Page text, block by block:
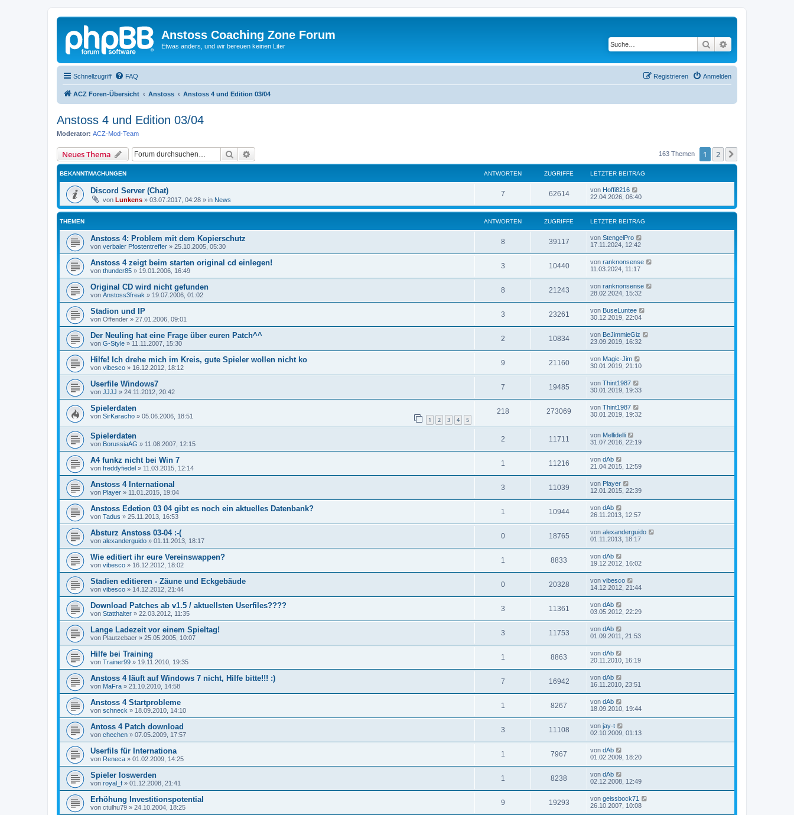
Anstoss Coaching Zone Forum
Etwas anders, und wir bereuen keinen Liter Suche
Schnellzugriff FAQ Anmelden
Registrieren
ACZ Foren-Übersicht Anstoss Anstoss 4 und Edition 03/04
Anstoss 4 und Edition 03/04
Moderator: ACZ-Mod-Team
Neues Thema Suche 163 Themen 1 2
BEKANNTMACHUNGEN ANTWORTEN ZUGRIFFE LETZTER BEITRAG
Discord Server (Chat)
von Lunkens » 03.07.2017, 04:28 » in News
7 62614 von Hoffi8216
22.04.2026, 06:40
THEMEN ANTWORTEN ZUGRIFFE LETZTER BEITRAG
Anstoss 4: Problem mit dem Kopierschutz
von verbaler Pfostentreffer » 25.10.2005, 05:30
8 39117 von StengelPro
17.11.2024, 12:42
Anstoss 4 zeigt beim starten original cd einlegen!
von thunder85 » 19.01.2006, 16:49
3 10440 von ranknonsense
11.03.2024, 11:17
Original CD wird nicht gefunden
von Anstoss3freak » 19.07.2006, 01:02
8 21243 von ranknonsense
28.02.2024, 15:32
Stadion und IP
von Offender » 27.01.2006, 09:01
3 23261 von BuseLuntee
30.12.2019, 22:04
Der Neuling hat eine Frage über euren Patch^^
von G-Style » 11.11.2007, 15:30
2 10834 von BeJimmieGiz
23.09.2019, 16:32
Hilfe! Ich drehe mich im Kreis, gute Spieler wollen nicht ko
von vibesco » 16.12.2012, 18:12
9 21160 von Magic-Jim
30.01.2019, 21:10
Userfile Windows7
von JJJJ » 24.11.2012, 20:42
7 19485 von Thint1987
30.01.2019, 19:33
Spielerdaten
von SirKaracho » 05.06.2006, 18:51 1 2 3 4 5
218 273069 von Thint1987
30.01.2019, 19:32
Spielerdaten
von BorussiaAG » 11.08.2007, 12:15
2 11711 von Mellidelli
31.07.2016, 22:19
A4 funkz nicht bei Win 7
von freddyfiedel » 11.03.2015, 12:14
1 11216 von dAb
21.04.2015, 12:59
Anstoss 4 International
von Player » 11.01.2015, 19:04
3 11039 von Player
12.01.2015, 22:39
Anstoss Edetion 03 04 gibt es noch ein aktuelles Datenbank?
von Tadus » 25.11.2013, 16:53
1 10944 von dAb
26.11.2013, 12:57
Absturz Anstoss 03-04 :-(
von alexanderguido » 01.11.2013, 18:17
0 18765 von alexanderguido
01.11.2013, 18:17
Wie editiert ihr eure Vereinswappen?
von vibesco » 16.12.2012, 18:02
1 8833 von dAb
19.12.2012, 16:02
Stadien editieren - Zäune und Eckgebäude
von vibesco » 14.12.2012, 21:44
0 20328 von vibesco
14.12.2012, 21:44
Download Patches ab v1.5 / aktuellsten Userfiles????
von Statthalter » 22.03.2012, 11:35
3 11361 von dAb
03.05.2012, 22:29
Lange Ladezeit vor einem Spieltag!
von Plautzebaer » 25.05.2005, 10:07
3 11753 von dAb
01.09.2011, 21:53
Hilfe bei Training
von Trainer99 » 19.11.2010, 19:35
1 8863 von dAb
20.11.2010, 16:19
Anstoss 4 läuft auf Windows 7 nicht, Hilfe bitte!!! :)
von MaFra » 21.10.2010, 14:58
7 16942 von dAb
16.11.2010, 23:51
Anstoss 4 Startprobleme
von schneck » 18.09.2010, 14:10
1 8267 von dAb
18.09.2010, 19:44
Antoss 4 Patch download
von chechen » 07.05.2009, 17:57
3 11108 von jay-t
02.10.2009, 01:13
Userfils für Internationa
von Reneca » 01.02.2009, 14:25
1 7967 von dAb
01.02.2009, 18:20
Spieler loswerden
von royal_f » 01.12.2008, 21:41
1 8238 von dAb
02.12.2008, 12:49
Erhöhung Investitionspotential
von ctulhu79 » 24.10.2004, 18:25
9 19293 von geissbock71
26.10.2007, 10:08